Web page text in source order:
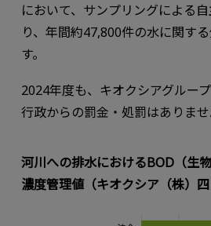
において、サンプリングによる
り、年間約47,800件の水に関す
す。
2024年度も、キオクシアグルー
行政からの罰金・処罰はありませ
河川への排水におけるBOD（生
濃度管理値（キオクシア（株）四